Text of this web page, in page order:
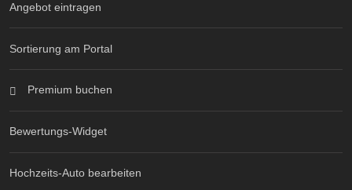
Angebot eintragen
Sortierung am Portal
Premium buchen
Bewertungs-Widget
Hochzeits-Auto bearbeiten